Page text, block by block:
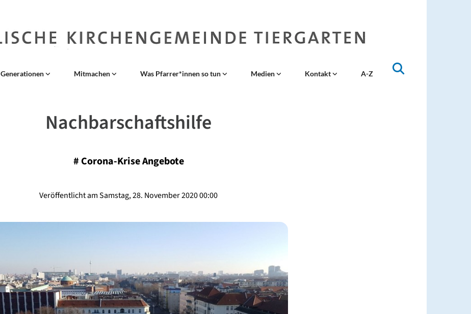
Generationen Mitmachen Was Pfarrer*innen so tun Medien Kontakt A-Z
Nachbarschaftshilfe
# Corona-Krise Angebote
Veröffentlicht am Samstag, 28. November 2020 00:00